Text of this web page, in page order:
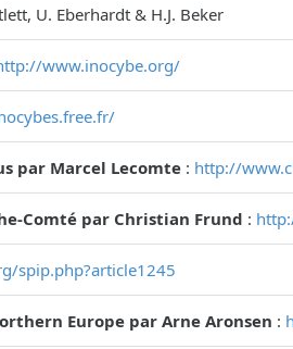
U. Eberhardt & H.J. Beker
www.inocybe.org/
par Marcel Lecomte : http://
Comté par Christian Frund :
spip.php?article1245
Europe par Arne Aronsen :